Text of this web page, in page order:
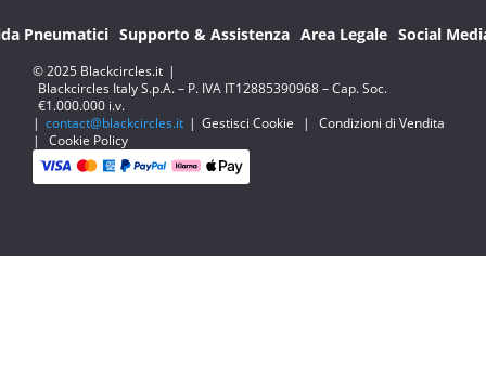
Pneumatici Supporto & Assistenza Area Legale Social
© 2025 Blackcircles.it |
Blackcircles Italy S.p.A. – P. IVA IT12885390968 – Cap. Soc.
€1.000.000 i.v.
| contact@blackcircles.it | Gestisci Cookie |
Condizioni di Vendita
|
Cookie Policy